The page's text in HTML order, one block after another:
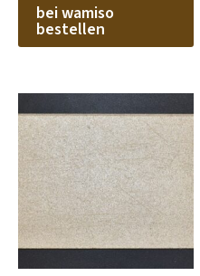
bei wamiso
bestellen